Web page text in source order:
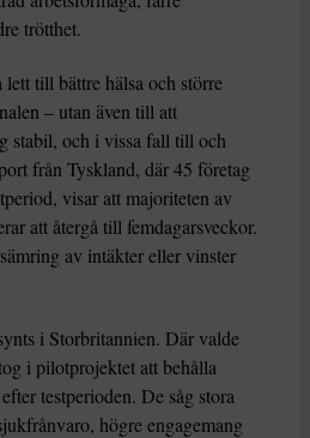
trötthet.
lett till bättre hälsa och större
– utan även till att
stabil, och i vissa fall till och
från Tyskland, där 45 företag
visar att majoriteten av
att återgå till femdagarsveckor.
av intäkter eller vinster
i Storbritannien. Där valde
i pilotprojektet att behålla
testperioden. De såg stora
högre engagemang